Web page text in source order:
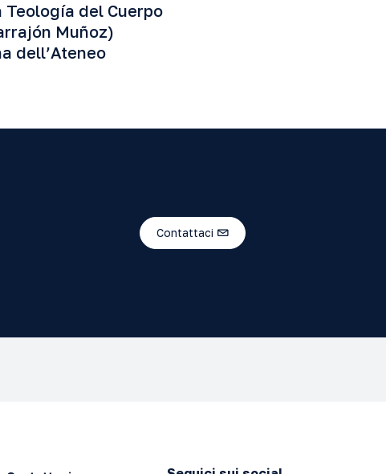
Teología del Cuerpo
Muñoz)
dell’Ateneo
Contattaci